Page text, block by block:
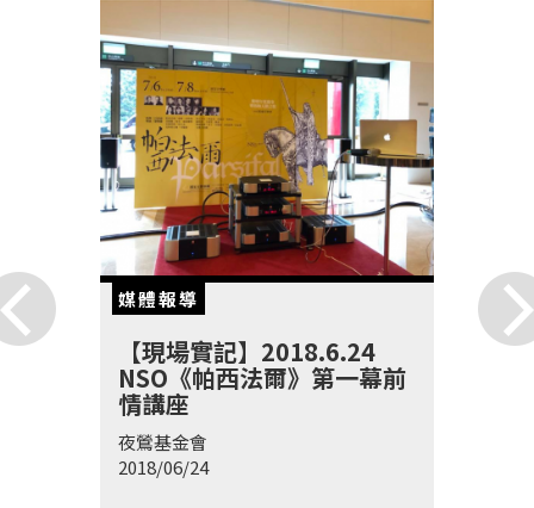
媒體報導
【現場實記】2018.6.24
NSO《帕西法爾》第一幕前
情講座
夜鶯基金會
2018/06/24